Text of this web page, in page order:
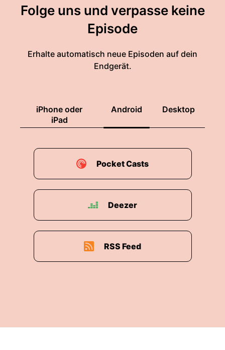
Folge uns und verpasse keine
Episode
Erhalte automatisch neue Episoden auf dein
Endgerät.
iPhone oder
iPad
Android Desktop
Pocket Casts
Deezer
RSS Feed